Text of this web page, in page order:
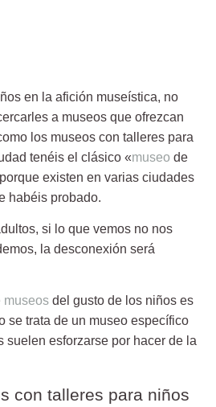
en la afición museística, no
a museos que ofrezcan
los museos con talleres para
tenéis el clásico «museo de
existen en varias ciudades
habéis probado.
si lo que vemos no nos
la desconexión será
museos del gusto de los niños es
se trata de un museo específico
suelen esforzarse por hacer de la
con talleres para niños